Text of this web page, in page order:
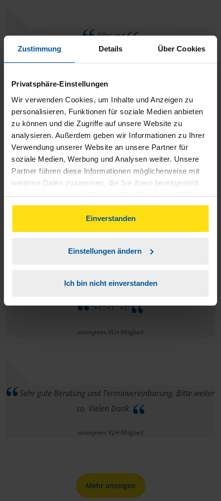
Zustimmung Details Über Cookies
Privatsphäre-Einstellungen
Wir verwenden Cookies, um Inhalte und Anzeigen zu
personalisieren, Funktionen für soziale Medien anbieten
zu können und die Zugriffe auf unsere Website zu
analysieren. Außerdem geben wir Informationen zu Ihrer
Verwendung unserer Website an unsere Partner für
soziale Medien, Werbung und Analysen weiter. Unsere
Partner führen diese Informationen möglicherweise mit
weiteren Daten zusammen, die Sie ihnen bereitgestellt
haben oder die sie im Rahmen Ihrer Nutzung der Dienste
gesammelt haben. Indem Sie auf Einverstanden klicken,
können Sie der Verwendung von Cookies, gemäß
unserer➔ Datenschutzrichtliniezustimmen.
Einverstanden
Einstellungen ändern
Ich bin nicht einverstanden
Alles gut
Alles gut
anonymes VLH-Mitglied
Danke, alles bestens. Dem Team eine besinnliche
Adventszeit!
anonymes VLH-Mitglied
:+1::+1::+1:
anonymes VLH-Mitglied
Sehr gute Beratung und Terminvereinbarung. Bitte weiter
so. Vielen Dank.
anonymes VLH-Mitglied
Mehr anzeigen